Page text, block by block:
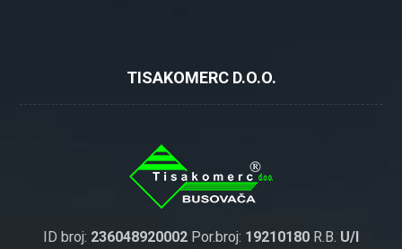
TISAKOMERC D.O.O.
ID broj: 236048920002 Por.broj: 19210180 R.B. U/I